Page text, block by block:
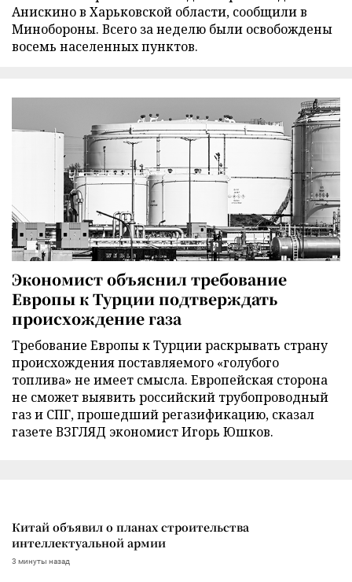
Анискино в Харьковской области, сообщили в
Минобороны. Всего за неделю были освобождены
восемь населенных пунктов.
Экономист объяснил требование
Европы к Турции подтверждать
происхождение газа
Требование Европы к Турции раскрывать страну
происхождения поставляемого «голубого
топлива» не имеет смысла. Европейская сторона
не сможет выявить российский трубопроводный
газ и СПГ, прошедший регазификацию, сказал
газете ВЗГЛЯД экономист Игорь Юшков.
Китай объявил о планах строительства
интеллектуальной армии
3 минуты назад